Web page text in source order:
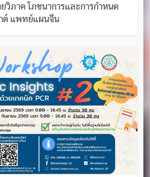
วิภาค โภชนาการและการกำหนด
ต์ แพทย์แผนจีน